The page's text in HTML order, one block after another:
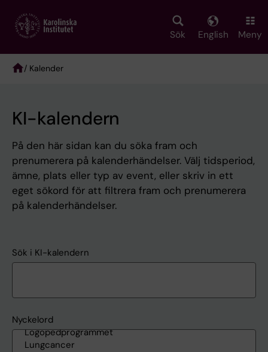
main
Sök English Meny
/ Kalender
KI-kalendern
På den här sidan kan du söka fram och
prenumerera på kalenderhändelser. Välj tidsperiod,
ämne, plats eller typ av event, eller skriv in ett
eget sökord för att filtrera fram och prenumerera
på kalenderhändelser.
Sök i KI-kalendern
Nyckelord